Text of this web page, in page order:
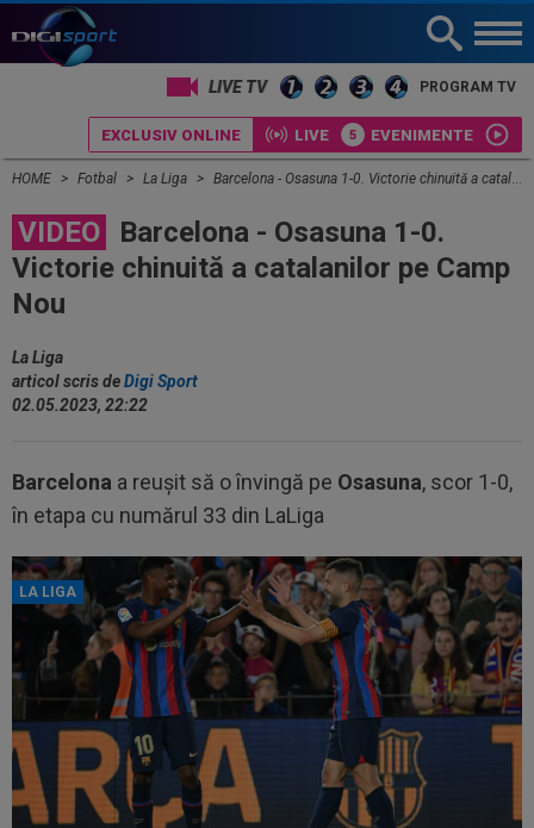
LIVE TV PROGRAM TV
EXCLUSIV ONLINE LIVE EVENIMENTE
HOME Fotbal La Liga Barcelona - Osasuna 1-0. Victorie chinuită a catalanilor pe Camp Nou
VIDEO
Barcelona - Osasuna 1-0.
Victorie chinuită a catalanilor pe Camp
Nou
La Liga
articol scris deDigi Sport
02.05.2023, 22:22
Barcelona a reușit să o învingă pe Osasuna, scor 1-0,
în etapa cu numărul 33 din LaLiga
LA LIGA